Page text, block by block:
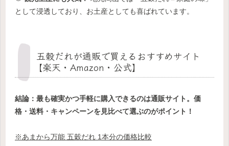
として浸透しており、お土産としても喜ばれています。
五穀だれが通販で買えるおすすめサイト
【楽天・Amazon・公式】
結論：最も確実かつ手軽に購入できるのは通販サイト。価
格・送料・キャンペーンを見比べて選ぶのがポイント！
※あまから万能 五穀だれ 1本分の価格比較